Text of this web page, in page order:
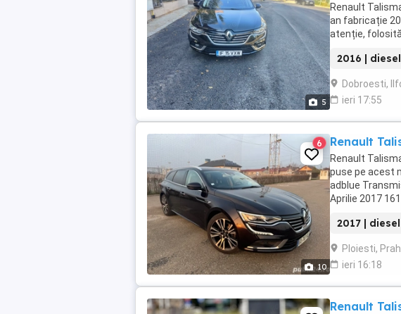
5
Renault
an fabricație
atenție,
2016 |
Dobroesti,
ieri 17:55
10
6 Renault
Renault
puse pe acest
adblue
Aprilie 2017
2017 |
Ploiesti,
ieri 16:18
Renault